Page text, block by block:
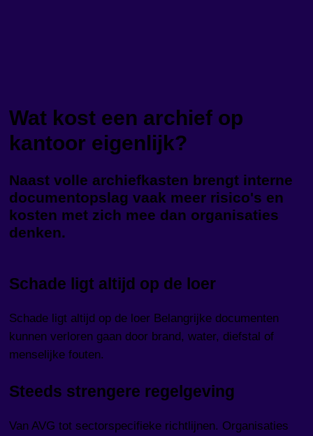
Wat kost een archief op
kantoor eigenlijk?
Naast volle archiefkasten brengt interne
documentopslag vaak meer risico's en
kosten met zich mee dan organisaties
denken.
Schade ligt altijd op de loer
Schade ligt altijd op de loer Belangrijke documenten
kunnen verloren gaan door brand, water, diefstal of
menselijke fouten.
Steeds strengere regelgeving
Van AVG tot sectorspecifieke richtlijnen. Organisaties